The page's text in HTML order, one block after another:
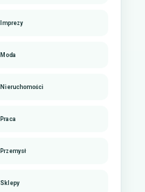
Imprezy
Moda
Nieruchomości
Praca
Przemysł
Sklepy